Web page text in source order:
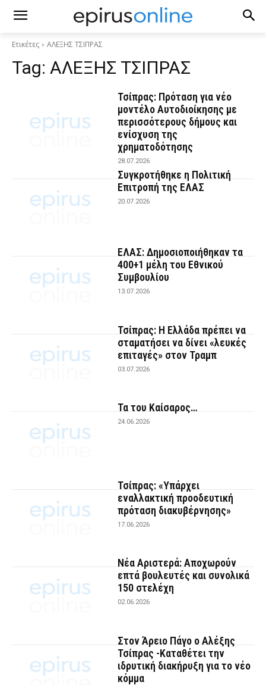
Ετικέτες ΑΛΕΞΗΣ ΤΣΙΠΡΑΣ
Tag: ΑΛΕΞΗΣ ΤΣΙΠΡΑΣ
Τσίπρας: Πρόταση για νέο
μοντέλο Αυτοδιοίκησης με
περισσότερους δήμους και
ενίσχυση της
χρηματοδότησης
28.07.2026
Συγκροτήθηκε η Πολιτική
Επιτροπή της ΕΛΑΣ
20.07.2026
ΕΛΑΣ: Δημοσιοποιήθηκαν τα
400+1 μέλη του Εθνικού
Συμβουλίου
13.07.2026
Τσίπρας: Η Ελλάδα πρέπει να
σταματήσει να δίνει «λευκές
επιταγές» στον Τραμπ
03.07.2026
Τα του Καίσαρος…
24.06.2026
Τσίπρας: «Υπάρχει
εναλλακτική προοδευτική
πρόταση διακυβέρνησης»
17.06.2026
Νέα Αριστερά: Αποχωρούν
επτά βουλευτές και συνολικά
150 στελέχη
02.06.2026
Στον Άρειο Πάγο ο Αλέξης
Τσίπρας -Καταθέτει την
ιδρυτική διακήρυξη για το νέο
κόμμα